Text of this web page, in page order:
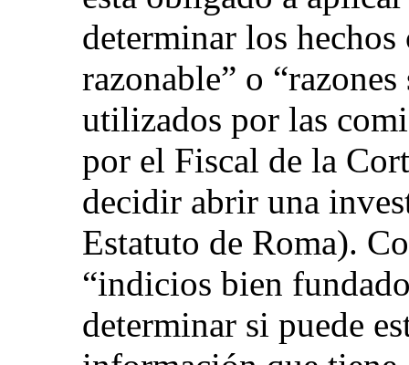
determinar los
razonable” o
utilizados por las
por el Fiscal de la
decidir abrir una
Estatuto de Roma).
“indicios bien
determinar si puede